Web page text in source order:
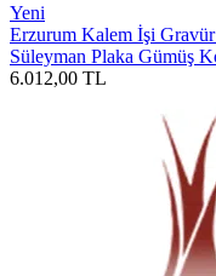
Yeni
Erzurum Kalem İşi
Süleyman Plaka Gümüş
6.012,00 TL